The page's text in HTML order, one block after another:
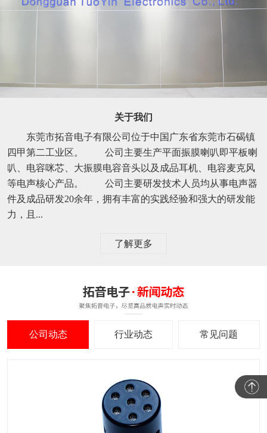
关于我们
东莞市拓音电子有限公司位于中国广东省东莞市石碣镇
四甲第二工业区。 公司主要生产平面振膜喇叭即平板喇
叭、电容咪芯、大振膜电容音头以及成品耳机、电容麦克风
等电声核心产品。 公司主要研发技术人员均从事电声器
件及成品研发20余年，拥有丰富的实践经验和强大的研发能
力，且...
了解更多
公司动态 行业动态 常见问题